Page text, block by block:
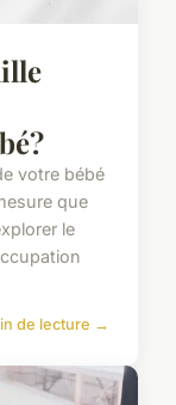
votre bébé
que
le
de lecture →